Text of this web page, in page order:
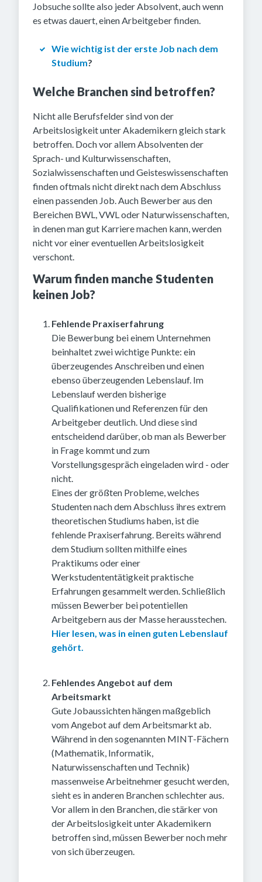
Jobsuche sollte also jeder Absolvent, auch wenn
es etwas dauert, einen Arbeitgeber finden.
Wie wichtig ist der erste Job nach dem
Studium?
Welche Branchen sind betroffen?
Nicht alle Berufsfelder sind von der
Arbeitslosigkeit unter Akademikern gleich stark
betroffen. Doch vor allem Absolventen der
Sprach- und Kulturwissenschaften,
Sozialwissenschaften und Geisteswissenschaften
finden oftmals nicht direkt nach dem Abschluss
einen passenden Job. Auch Bewerber aus den
Bereichen BWL, VWL oder Naturwissenschaften,
in denen man gut Karriere machen kann, werden
nicht vor einer eventuellen Arbeitslosigkeit
verschont.
Warum finden manche Studenten
keinen Job?
Fehlende Praxiserfahrung
Die Bewerbung bei einem Unternehmen
beinhaltet zwei wichtige Punkte: ein
überzeugendes Anschreiben und einen
ebenso überzeugenden Lebenslauf. Im
Lebenslauf werden bisherige
Qualifikationen und Referenzen für den
Arbeitgeber deutlich. Und diese sind
entscheidend darüber, ob man als Bewerber
in Frage kommt und zum
Vorstellungsgespräch eingeladen wird - oder
nicht.
Eines der größten Probleme, welches
Studenten nach dem Abschluss ihres extrem
theoretischen Studiums haben, ist die
fehlende Praxiserfahrung. Bereits während
dem Studium sollten mithilfe eines
Praktikums oder einer
Werkstudententätigkeit praktische
Erfahrungen gesammelt werden. Schließlich
müssen Bewerber bei potentiellen
Arbeitgebern aus der Masse herausstechen.
Hier lesen, was in einen guten Lebenslauf
gehört.
Fehlendes Angebot auf dem
Arbeitsmarkt
Gute Jobaussichten hängen maßgeblich
vom Angebot auf dem Arbeitsmarkt ab.
Während in den sogenannten MINT-Fächern
(Mathematik, Informatik,
Naturwissenschaften und Technik)
massenweise Arbeitnehmer gesucht werden,
sieht es in anderen Branchen schlechter aus.
Vor allem in den Branchen, die stärker von
der Arbeitslosigkeit unter Akademikern
betroffen sind, müssen Bewerber noch mehr
von sich überzeugen.